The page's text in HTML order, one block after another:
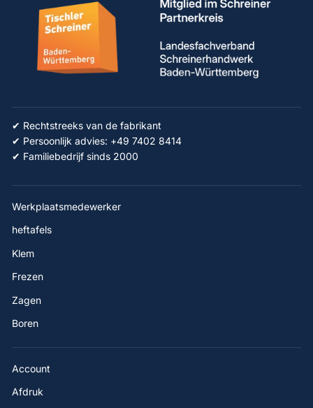
✔ Rechtstreeks van de fabrikant
✔ Persoonlijk advies: +49 7402 8414
✔ Familiebedrijf sinds 2000
Werkplaatsmedewerker
heftafels
Klem
Frezen
Zagen
Boren
Account
Afdruk